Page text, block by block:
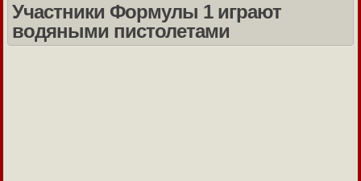
Участники Формулы 1 играют
водяными пистолетами